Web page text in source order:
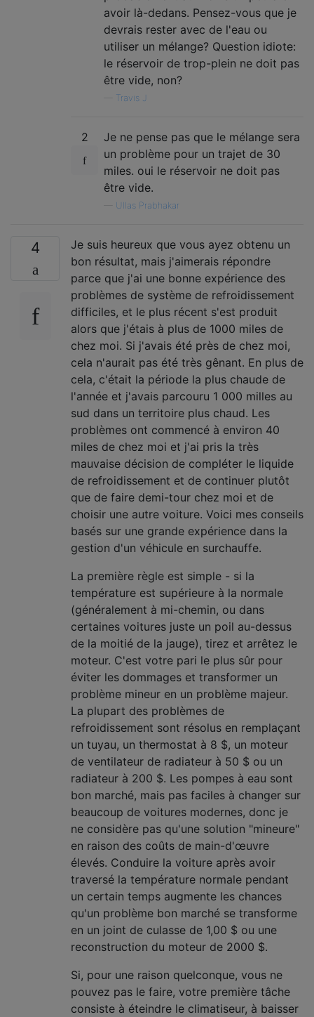
avoir là-dedans. Pensez-vous que je
devrais rester avec de l'eau ou
utiliser un mélange? Question idiote:
le réservoir de trop-plein ne doit pas
être vide, non?
Travis J
2
Je ne pense pas que le mélange sera
un problème pour un trajet de 30
miles. oui le réservoir ne doit pas
être vide.
Ullas Prabhakar
4
Je suis heureux que vous ayez obtenu un
bon résultat, mais j'aimerais répondre
parce que j'ai une bonne expérience des
problèmes de système de refroidissement
difficiles, et le plus récent s'est produit
alors que j'étais à plus de 1000 miles de
chez moi. Si j'avais été près de chez moi,
cela n'aurait pas été très gênant. En plus de
cela, c'était la période la plus chaude de
l'année et j'avais parcouru 1 000 milles au
sud dans un territoire plus chaud. Les
problèmes ont commencé à environ 40
miles de chez moi et j'ai pris la très
mauvaise décision de compléter le liquide
de refroidissement et de continuer plutôt
que de faire demi-tour chez moi et de
choisir une autre voiture. Voici mes conseils
basés sur une grande expérience dans la
gestion d'un véhicule en surchauffe.
La première règle est simple - si la
température est supérieure à la normale
(généralement à mi-chemin, ou dans
certaines voitures juste un poil au-dessus
de la moitié de la jauge), tirez et arrêtez le
moteur. C'est votre pari le plus sûr pour
éviter les dommages et transformer un
problème mineur en un problème majeur.
La plupart des problèmes de
refroidissement sont résolus en remplaçant
un tuyau, un thermostat à 8 $, un moteur
de ventilateur de radiateur à 50 $ ou un
radiateur à 200 $. Les pompes à eau sont
bon marché, mais pas faciles à changer sur
beaucoup de voitures modernes, donc je
ne considère pas qu'une solution "mineure"
en raison des coûts de main-d'œuvre
élevés. Conduire la voiture après avoir
traversé la température normale pendant
un certain temps augmente les chances
qu'un problème bon marché se transforme
en un joint de culasse de 1,00 $ ou une
reconstruction du moteur de 2000 $.
Si, pour une raison quelconque, vous ne
pouvez pas le faire, votre première tâche
consiste à éteindre le climatiseur, à baisser